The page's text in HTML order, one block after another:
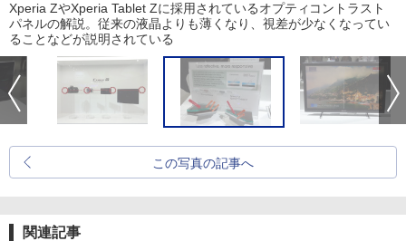
Xperia ZやXperia Tablet Zに採用されているオプティコントラスト
パネルの解説。従来の液晶よりも薄くなり、視差が少なくなってい
ることなどが説明されている
この写真の記事へ
関連記事